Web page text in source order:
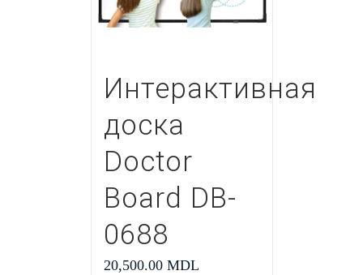
Интерактивная
доска
Doctor
Board DB-
0688
20,500.00 MDL